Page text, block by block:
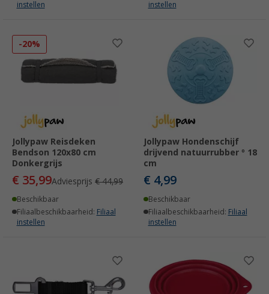
instellen
instellen
-20%
Jollypaw Reisdeken
Bendson 120x80 cm
Donkergrijs
€ 35,99Adviesprijs € 44,99
Beschikbaar
Filiaalbeschikbaarheid: Filiaal
instellen
Jollypaw Hondenschijf
drijvend natuurrubber º 18
cm
€ 4,99
Beschikbaar
Filiaalbeschikbaarheid: Filiaal
instellen